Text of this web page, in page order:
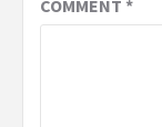
COMMENT *